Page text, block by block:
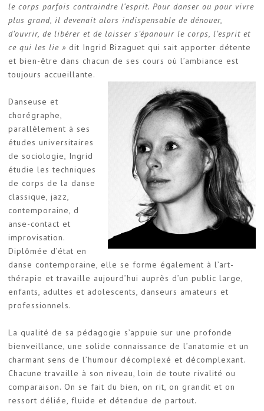
le corps parfois contraindre l‘esprit. Pour danser ou pour vivre
plus grand, il devenait alors indispensable de dénouer,
d’ouvrir, de libérer et de laisser s’épanouir le corps, l’esprit et
ce qui les lie » dit Ingrid Bizaguet qui sait apporter détente
et bien-être dans chacun de ses cours où l’ambiance est
toujours accueillante.
Danseuse et
chorégraphe,
parallèlement à ses
études universitaires
de sociologie, Ingrid
étudie les techniques
de corps de la danse
classique, jazz,
contemporaine, d
anse-contact et
improvisation.
Diplômée d’état en
danse contemporaine, elle se forme également à l’art-
thérapie et travaille aujourd’hui auprès d’un public large,
enfants, adultes et adolescents, danseurs amateurs et
professionnels.
La qualité de sa pédagogie s’appuie sur une profonde
bienveillance, une solide connaissance de l’anatomie et un
charmant sens de l’humour décomplexé et décomplexant.
Chacune travaille à son niveau, loin de toute rivalité ou
comparaison. On se fait du bien, on rit, on grandit et on
ressort déliée, fluide et détendue de partout.